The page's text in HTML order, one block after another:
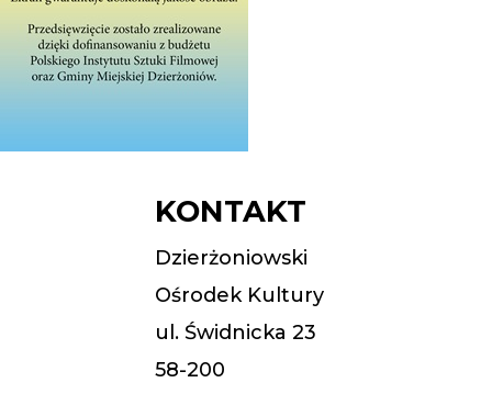
KONTAKT
Dzierżoniowski
Ośrodek Kultury
ul. Świdnicka 23
58-200